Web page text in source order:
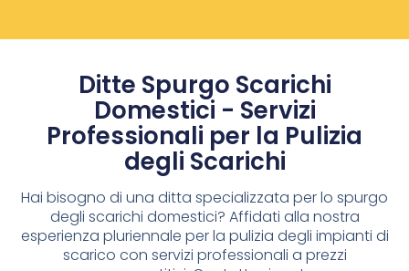
Ditte Spurgo Scarichi
Domestici - Servizi
Professionali per la Pulizia
degli Scarichi
Hai bisogno di una ditta specializzata per lo spurgo
degli scarichi domestici? Affidati alla nostra
esperienza pluriennale per la pulizia degli impianti di
scarico con servizi professionali a prezzi